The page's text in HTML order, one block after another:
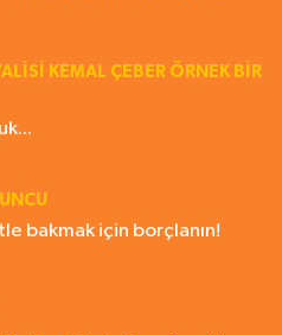
KEMAL ÇEBER ÖRNEK BİR
bakmak için borçlanın!